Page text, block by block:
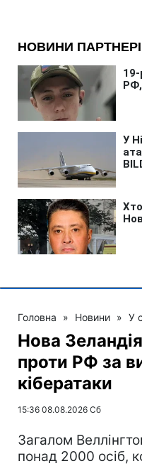
Головна » Новини » У
Нова
проти РФ за
кібератаки
15:36 08.08.2026 Сб
Загалом
понад 2000 осіб,